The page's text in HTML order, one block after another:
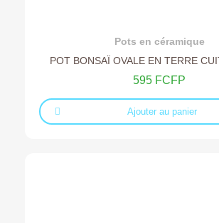
Ajouter au devis
Pots en céramique
POT BONSAÏ OVALE EN TERRE
595 FCFP
Ajouter au panier